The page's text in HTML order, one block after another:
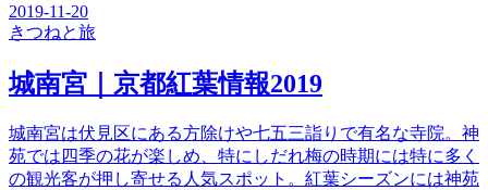
2019-11-20
きつねと旅
城南宮｜京都紅葉情報2019
城南宮は伏見区にある方除けや七五三詣りで有名な寺院。神
苑では四季の花が楽しめ、特にしだれ梅の時期には特に多く
の観光客が押し寄せる人気スポット。紅葉シーズンには神苑